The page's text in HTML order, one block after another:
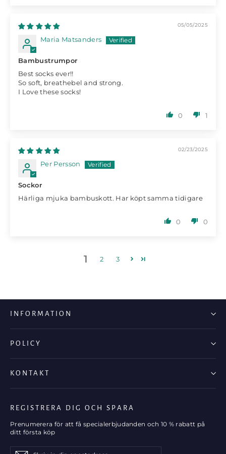
05/05/2025
Maria Matsanders
Bambustrumpor
Best socks ever!!
So soft, breathebel and strong.
I Love these socks!
0 1
02/23/2025
Per Persson
Sockor
Härliga mjuka bambuskott. Har köpt samma tidigare
0 0
1 2 3
INFORMATION
POLICY
KONTAKT
REGISTRERA DIG OCH SPARA
Prenumerera för att få specialerbjudanden och 10 % rabatt på
ditt första köp
Skriv